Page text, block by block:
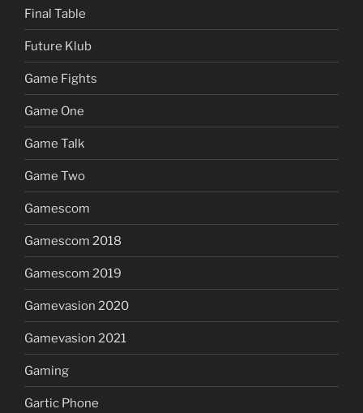
Final Table
Future Klub
Game Fights
Game One
Game Talk
Game Two
Gamescom
Gamescom 2018
Gamescom 2019
Gamevasion 2020
Gamevasion 2021
Gaming
Gartic Phone